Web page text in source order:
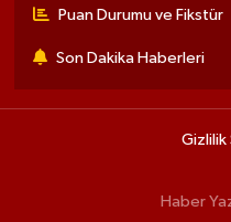
Puan Durumu ve Fikstür
Son Dakika Haberleri
Gizlilik
Haber